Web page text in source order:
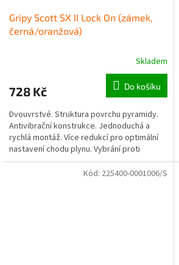
Gripy Scott SX II Lock On (zámek,
černá/oranžová)
Skladem
728 Kč Do košíku
Dvouvrstvé. Struktura povrchu pyramidy.
Antivibrační konstrukce. Jednoduchá a
rychlá montáž. Více redukcí pro optimální
nastavení chodu plynu. Vybrání proti
otlakům v oblasti úchopu...
Kód: 225400-0001006/S